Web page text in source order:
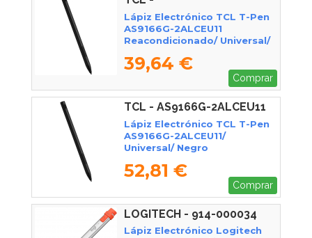
Lápiz Electrónico TCL T-Pen
AS9166G-2ALCEU11
Reacondicionado/ Universal/
39,64 €
Comprar
TCL - AS9166G-2ALCEU11
Lápiz Electrónico TCL T-Pen
AS9166G-2ALCEU11/
Universal/ Negro
52,81 €
Comprar
LOGITECH - 914-000034
Lápiz Electrónico Logitech